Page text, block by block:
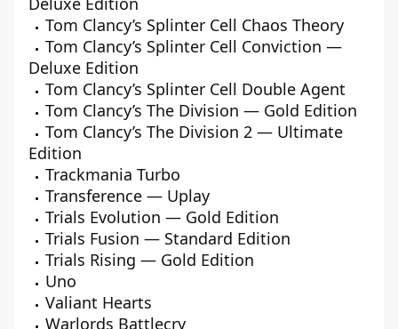
Tom Clancy’s Splinter Cell Chaos Theory
Tom Clancy’s Splinter Cell Conviction —
Deluxe Edition
Tom Clancy’s Splinter Cell Double Agent
Tom Clancy’s The Division — Gold Edition
Tom Clancy’s The Division 2 — Ultimate
Edition
Trackmania Turbo
Transference — Uplay
Trials Evolution — Gold Edition
Trials Fusion — Standard Edition
Trials Rising — Gold Edition
Uno
Valiant Hearts
Warlords Battlecry